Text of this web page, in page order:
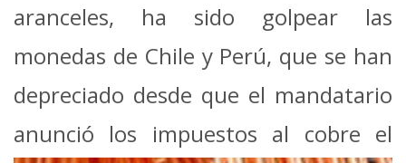
aranceles, ha sido golpear las
monedas de Chile y Perú, que se han
depreciado desde que el mandatario
anunció los impuestos al cobre el